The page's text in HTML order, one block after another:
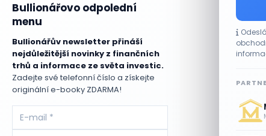
Bullionářovo odpolední
menu
Bullionářův newsletter přináší
nejdůležitější novinky z finančních
trhů a informace ze světa investic.
Zadejte své telefonní číslo a získejte
originální e-booky ZDARMA!